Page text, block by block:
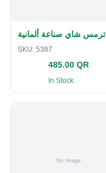
ترمس شاي صناعة ألمانية
SKU: 5387
485.00 QR
In Stock